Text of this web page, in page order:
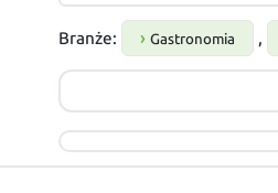
Branże: Gastronomia ,